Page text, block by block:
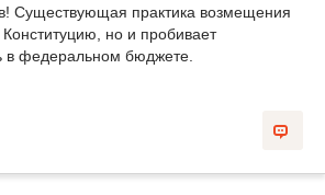
Существующая практика возмещения
но и пробивает
в федеральном бюджете.